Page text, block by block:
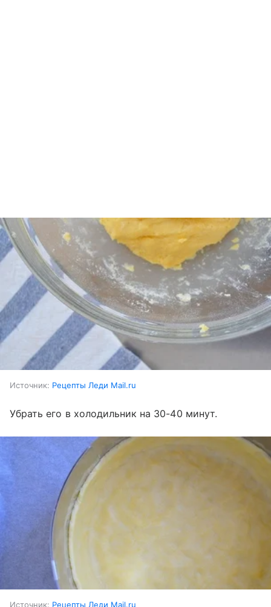
Источник: Рецепты Леди Mail.ru
Убрать его в холодильник на 30-40 минут.
Источник: Рецепты Леди Mail.ru